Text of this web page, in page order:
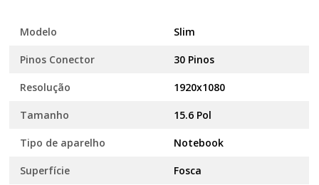
Modelo Slim
Pinos Conector 30 Pinos
Resolução 1920x1080
Tamanho 15.6 Pol
Tipo de aparelho Notebook
Superfície Fosca